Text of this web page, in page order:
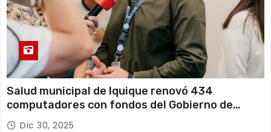
Salud municipal de Iquique renovó 434
computadores con fondos del Gobierno de
Tarapacá
Dic 30, 2025